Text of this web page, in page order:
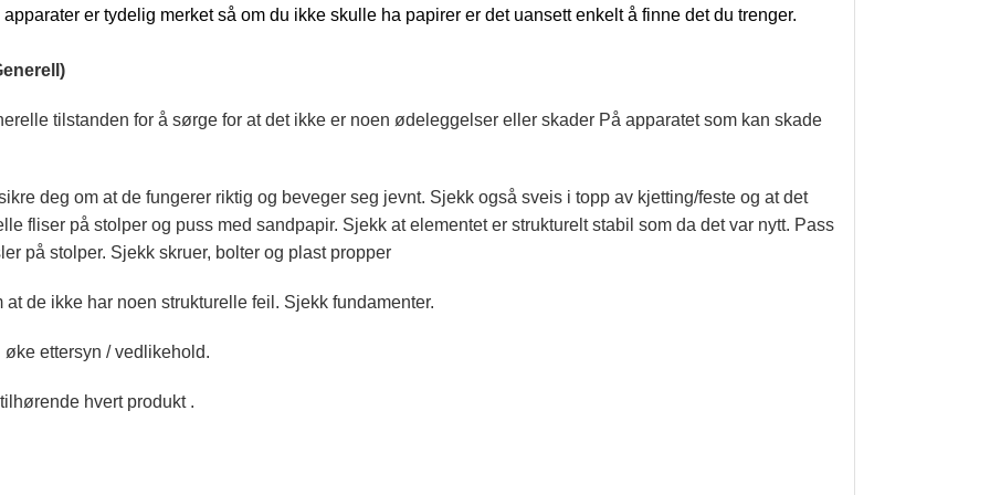
er tydelig merket så om du ikke skulle ha papirer er det uansett enkelt å finne det du trenger.
tilstanden for å sørge for at det ikke er noen ødeleggelser eller skader På apparatet som kan skade
deg om at de fungerer riktig og beveger seg jevnt. Sjekk også sveis i topp av kjetting/feste og at det
fliser på stolper og puss med sandpapir. Sjekk at elementet er strukturelt stabil som da det var nytt. Pass
på stolper. Sjekk skruer, bolter og plast propper
de ikke har noen strukturelle feil. Sjekk fundamenter.
ettersyn / vedlikehold.
hvert produkt .